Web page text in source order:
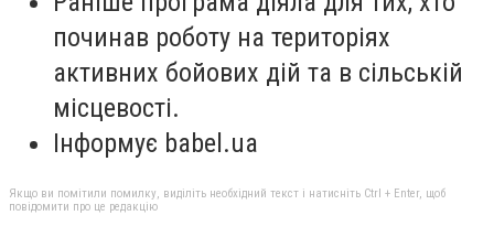
починав роботу на територіях
активних бойових дій та в сільській
місцевості.
Інформує babel.ua
Якщо ви помітили помилку, виділіть необхідний текст і натисніть Ctrl + Enter, щоб
повідомити про це редакцію